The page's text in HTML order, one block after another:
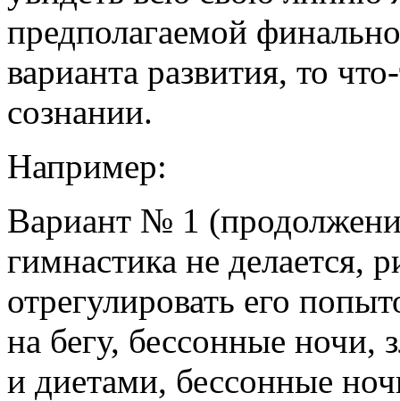
предполагаемой
варианта развития, то
сознании.
Например:
Вариант № 1
гимнастика не
отрегулировать его
на бегу, бессонные ночи,
и диетами, бессонные